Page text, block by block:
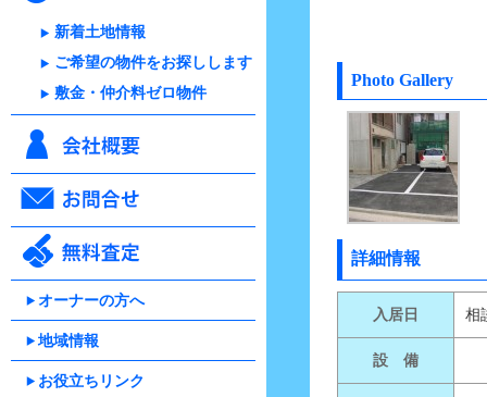
新着土地情報
ご希望の物件をお探しします
敷金・仲介料ゼロ物件
オーナーの方へ
地域情報
お役立ちリンク
Photo Gallery
詳細情報
入居日 相
設 備